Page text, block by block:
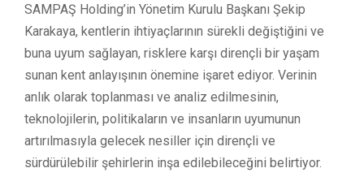
SAMPAŞ Holding’in Yönetim Kurulu Başkanı Şekip
Karakaya, kentlerin ihtiyaçlarının sürekli değiştiğini ve
buna uyum sağlayan, risklere karşı dirençli bir yaşam
sunan kent anlayışının önemine işaret ediyor. Verinin
anlık olarak toplanması ve analiz edilmesinin,
teknolojilerin, politikaların ve insanların uyumunun
artırılmasıyla gelecek nesiller için dirençli ve
sürdürülebilir şehirlerin inşa edilebileceğini belirtiyor.